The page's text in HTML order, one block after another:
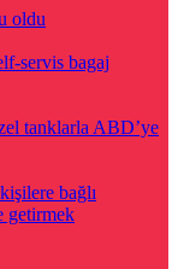
oldu
servis bagaj
tanklarla ABD’ye
bağlı
getirmek